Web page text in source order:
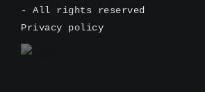
- All rights reserved
Privacy policy